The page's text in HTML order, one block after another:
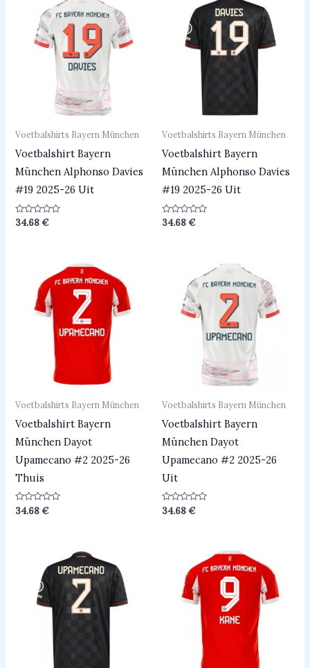
Voetbalshirts Bayern München
Voetbalshirt Bayern
München Alphonso Davies
#19 2025-26 Uit
Beoordeeld
34.68€
Voetbalshirts Bayern München
Voetbalshirt Bayern
München Alphonso Davies
#19 2025-26 Uit
Beoordeeld
34.68€
Voetbalshirts Bayern München
Voetbalshirt Bayern
München Dayot
Upamecano #2 2025-26
Thuis
Beoordeeld
0
34.68€
Voetbalshirts Bayern München
Voetbalshirt Bayern
München Dayot
Upamecano #2 2025-26
Uit
Beoordeeld
0
34.68€